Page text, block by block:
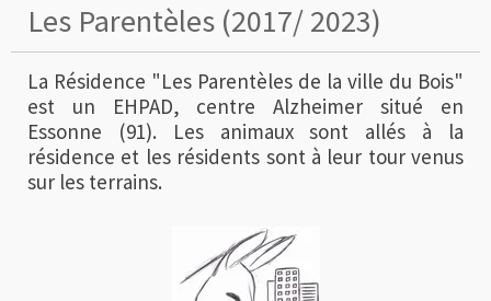
Les Parentèles (2017/ 2023)
La Résidence "Les Parentèles de la ville du Bois"
est un EHPAD, centre Alzheimer situé en
Essonne (91). Les animaux sont allés à la
résidence et les résidents sont à leur tour venus
sur les terrains.